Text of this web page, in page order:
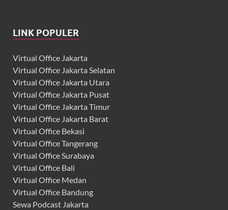
LINK POPULER
Virtual Office Jakarta
Virtual Office Jakarta Selatan
Virtual Office Jakarta Utara
Virtual Office Jakarta Pusat
Virtual Office Jakarta Timur
Virtual Office Jakarta Barat
Virtual Office Bekasi
Virtual Office Tangerang
Virtual Office Surabaya
Virtual Office Bali
Virtual Office Medan
Virtual Office Bandung
Sewa Podcast Jakarta